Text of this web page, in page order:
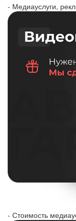
- Медиауслуги,
- Стоимость